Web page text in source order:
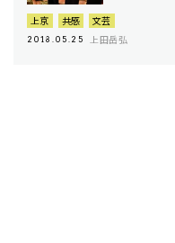
上京 共感 文芸
2018.05.25 上田岳弘